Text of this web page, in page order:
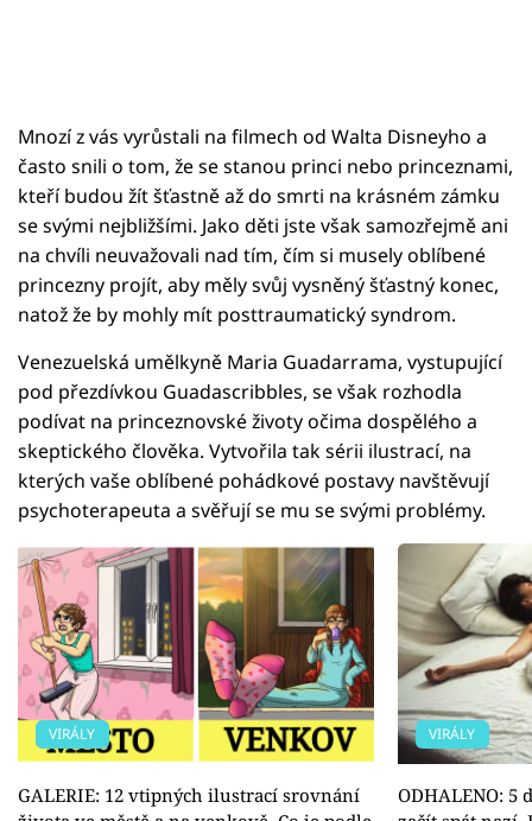
Mnozí z vás vyrůstali na filmech od Walta Disneyho a
často snili o tom, že se stanou princi nebo princeznami,
kteří budou žít šťastně až do smrti na krásném zámku
se svými nejbližšími. Jako děti jste však samozřejmě ani
na chvíli neuvažovali nad tím, čím si musely oblíbené
princezny projít, aby měly svůj vysněný šťastný konec,
natož že by mohly mít posttraumatický syndrom.
Venezuelská umělkyně Maria Guadarrama, vystupující
pod přezdívkou Guadascribbles, se však rozhodla
podívat na princeznovské životy očima dospělého a
skeptického člověka. Vytvořila tak sérii ilustrací, na
kterých vaše oblíbené pohádkové postavy navštěvují
psychoterapeuta a svěřují se mu se svými problémy.
VIRÁLY
GALERIE: 12 vtipných ilustrací srovnání
VIRÁLY
ODHALENO: 5